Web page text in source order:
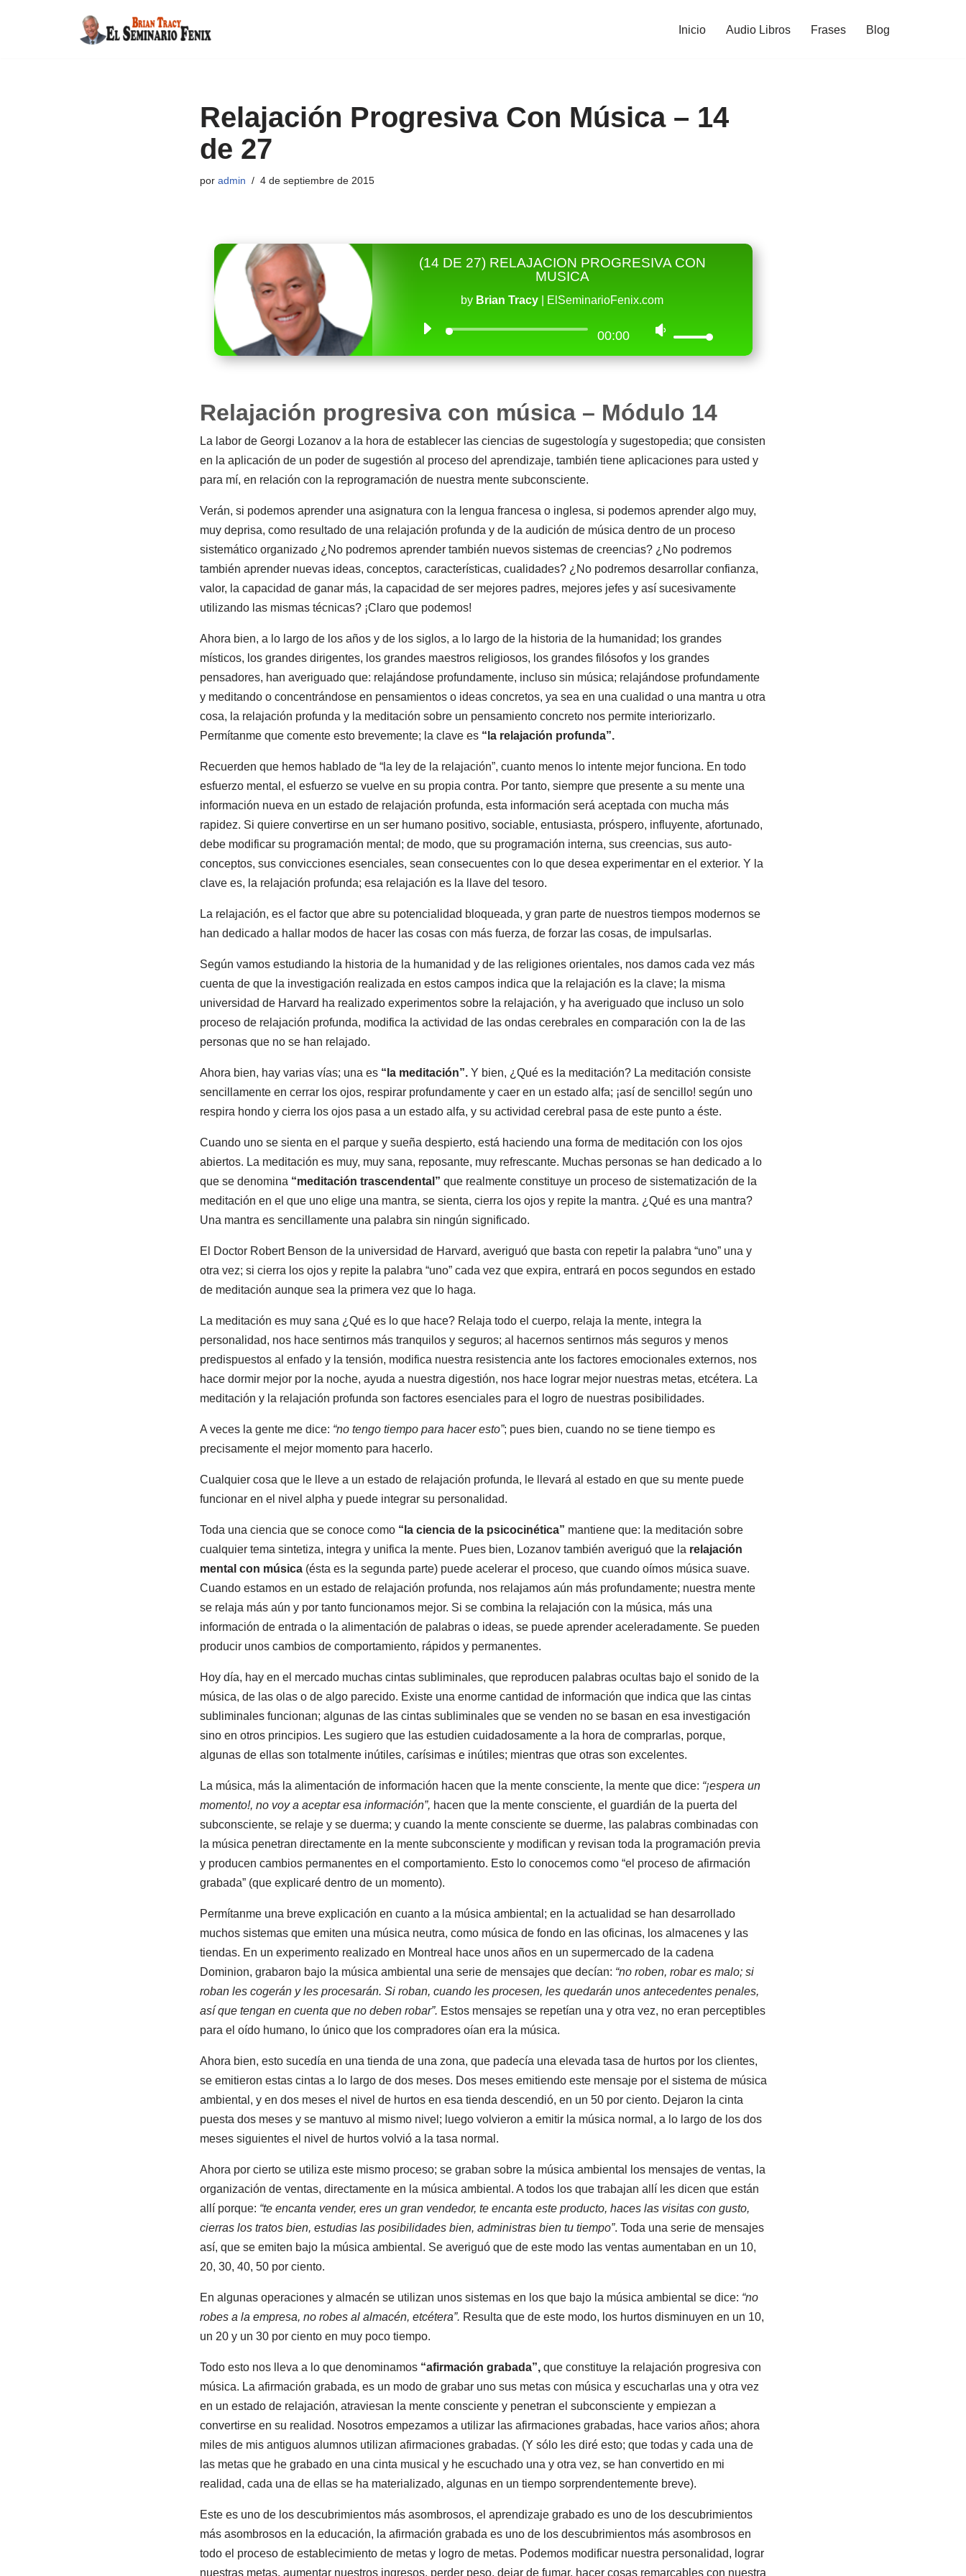
Inicio Audio Libros Frases Blog
Relajación Progresiva Con Música – 14
de 27
por admin 4 de septiembre de 2015
(14 DE 27) RELAJACION PROGRESIVA CON
MUSICA
by Brian Tracy ElSeminarioFenix.com
00:00
Relajación progresiva con música – Módulo 14
La labor de Georgi Lozanov a la hora de establecer las ciencias de sugestología y sugestopedia; que consisten
en la aplicación de un poder de sugestión al proceso del aprendizaje, también tiene aplicaciones para usted y
para mí, en relación con la reprogramación de nuestra mente subconsciente.
Verán, si podemos aprender una asignatura con la lengua francesa o inglesa, si podemos aprender algo muy,
muy deprisa, como resultado de una relajación profunda y de la audición de música dentro de un proceso
sistemático organizado ¿No podremos aprender también nuevos sistemas de creencias? ¿No podremos
también aprender nuevas ideas, conceptos, características, cualidades? ¿No podremos desarrollar confianza,
valor, la capacidad de ganar más, la capacidad de ser mejores padres, mejores jefes y así sucesivamente
utilizando las mismas técnicas? ¡Claro que podemos!
Ahora bien, a lo largo de los años y de los siglos, a lo largo de la historia de la humanidad; los grandes
místicos, los grandes dirigentes, los grandes maestros religiosos, los grandes filósofos y los grandes
pensadores, han averiguado que: relajándose profundamente, incluso sin música; relajándose profundamente
y meditando o concentrándose en pensamientos o ideas concretos, ya sea en una cualidad o una mantra u otra
cosa, la relajación profunda y la meditación sobre un pensamiento concreto nos permite interiorizarlo.
Permítanme que comente esto brevemente; la clave es “la relajación profunda”.
Recuerden que hemos hablado de “la ley de la relajación”, cuanto menos lo intente mejor funciona. En todo
esfuerzo mental, el esfuerzo se vuelve en su propia contra. Por tanto, siempre que presente a su mente una
información nueva en un estado de relajación profunda, esta información será aceptada con mucha más
rapidez. Si quiere convertirse en un ser humano positivo, sociable, entusiasta, próspero, influyente, afortunado,
debe modificar su programación mental; de modo, que su programación interna, sus creencias, sus auto-
conceptos, sus convicciones esenciales, sean consecuentes con lo que desea experimentar en el exterior. Y la
clave es, la relajación profunda; esa relajación es la llave del tesoro.
La relajación, es el factor que abre su potencialidad bloqueada, y gran parte de nuestros tiempos modernos se
han dedicado a hallar modos de hacer las cosas con más fuerza, de forzar las cosas, de impulsarlas.
Según vamos estudiando la historia de la humanidad y de las religiones orientales, nos damos cada vez más
cuenta de que la investigación realizada en estos campos indica que la relajación es la clave; la misma
universidad de Harvard ha realizado experimentos sobre la relajación, y ha averiguado que incluso un solo
proceso de relajación profunda, modifica la actividad de las ondas cerebrales en comparación con la de las
personas que no se han relajado.
Ahora bien, hay varias vías; una es “la meditación”.Y bien, ¿Qué es la meditación? La meditación consiste
sencillamente en cerrar los ojos, respirar profundamente y caer en un estado alfa; ¡así de sencillo! según uno
respira hondo y cierra los ojos pasa a un estado alfa, y su actividad cerebral pasa de este punto a éste.
Cuando uno se sienta en el parque y sueña despierto, está haciendo una forma de meditación con los ojos
abiertos. La meditación es muy, muy sana, reposante, muy refrescante. Muchas personas se han dedicado a lo
que se denomina “meditación trascendental” que realmente constituye un proceso de sistematización de la
meditación en el que uno elige una mantra, se sienta, cierra los ojos y repite la mantra. ¿Qué es una mantra?
Una mantra es sencillamente una palabra sin ningún significado.
El Doctor Robert Benson de la universidad de Harvard, averiguó que basta con repetir la palabra “uno” una y
otra vez; si cierra los ojos y repite la palabra “uno” cada vez que expira, entrará en pocos segundos en estado
de meditación aunque sea la primera vez que lo haga.
La meditación es muy sana ¿Qué es lo que hace? Relaja todo el cuerpo, relaja la mente, integra la
personalidad, nos hace sentirnos más tranquilos y seguros; al hacernos sentirnos más seguros y menos
predispuestos al enfado y la tensión, modifica nuestra resistencia ante los factores emocionales externos, nos
hace dormir mejor por la noche, ayuda a nuestra digestión, nos hace lograr mejor nuestras metas, etcétera. La
meditación y la relajación profunda son factores esenciales para el logro de nuestras posibilidades.
A veces la gente me dice: “no tengo tiempo para hacer esto”; pues bien, cuando no se tiene tiempo es
precisamente el mejor momento para hacerlo.
Cualquier cosa que le lleve a un estado de relajación profunda, le llevará al estado en que su mente puede
funcionar en el nivel alpha y puede integrar su personalidad.
Toda una ciencia que se conoce como “la ciencia de la psicocinética” mantiene que: la meditación sobre
cualquier tema sintetiza, integra y unifica la mente. Pues bien, Lozanov también averiguó que la relajación
mental con música(ésta es la segunda parte) puede acelerar el proceso, que cuando oímos música suave.
Cuando estamos en un estado de relajación profunda, nos relajamos aún más profundamente; nuestra mente
se relaja más aún y por tanto funcionamos mejor. Si se combina la relajación con la música, más una
información de entrada o la alimentación de palabras o ideas, se puede aprender aceleradamente. Se pueden
producir unos cambios de comportamiento, rápidos y permanentes.
Hoy día, hay en el mercado muchas cintas subliminales, que reproducen palabras ocultas bajo el sonido de la
música, de las olas o de algo parecido. Existe una enorme cantidad de información que indica que las cintas
subliminales funcionan; algunas de las cintas subliminales que se venden no se basan en esa investigación
sino en otros principios. Les sugiero que las estudien cuidadosamente a la hora de comprarlas, porque,
algunas de ellas son totalmente inútiles, carísimas e inútiles; mientras que otras son excelentes.
La música, más la alimentación de información hacen que la mente consciente, la mente que dice: “¡espera un
momento!, no voy a aceptar esa información”, hacen que la mente consciente, el guardián de la puerta del
subconsciente, se relaje y se duerma; y cuando la mente consciente se duerme, las palabras combinadas con
la música penetran directamente en la mente subconsciente y modifican y revisan toda la programación previa
y producen cambios permanentes en el comportamiento. Esto lo conocemos como “el proceso de afirmación
grabada” (que explicaré dentro de un momento).
Permítanme una breve explicación en cuanto a la música ambiental; en la actualidad se han desarrollado
muchos sistemas que emiten una música neutra, como música de fondo en las oficinas, los almacenes y las
tiendas. En un experimento realizado en Montreal hace unos años en un supermercado de la cadena
Dominion, grabaron bajo la música ambiental una serie de mensajes que decían: “no roben, robar es malo; si
roban les cogerán y les procesarán. Si roban, cuando les procesen, les quedarán unos antecedentes penales,
así que tengan en cuenta que no deben robar”. Estos mensajes se repetían una y otra vez, no eran perceptibles
para el oído humano, lo único que los compradores oían era la música.
Ahora bien, esto sucedía en una tienda de una zona, que padecía una elevada tasa de hurtos por los clientes,
se emitieron estas cintas a lo largo de dos meses. Dos meses emitiendo este mensaje por el sistema de música
ambiental, y en dos meses el nivel de hurtos en esa tienda descendió, en un 50 por ciento. Dejaron la cinta
puesta dos meses y se mantuvo al mismo nivel; luego volvieron a emitir la música normal, a lo largo de los dos
meses siguientes el nivel de hurtos volvió a la tasa normal.
Ahora por cierto se utiliza este mismo proceso; se graban sobre la música ambiental los mensajes de ventas, la
organización de ventas, directamente en la música ambiental. A todos los que trabajan allí les dicen que están
allí porque: “te encanta vender, eres un gran vendedor, te encanta este producto, haces las visitas con gusto,
cierras los tratos bien, estudias las posibilidades bien, administras bien tu tiempo”. Toda una serie de mensajes
así, que se emiten bajo la música ambiental. Se averiguó que de este modo las ventas aumentaban en un 10,
20, 30, 40, 50 por ciento.
En algunas operaciones y almacén se utilizan unos sistemas en los que bajo la música ambiental se dice: “no
robes a la empresa, no robes al almacén, etcétera”. Resulta que de este modo, los hurtos disminuyen en un 10,
un 20 y un 30 por ciento en muy poco tiempo.
Todo esto nos lleva a lo que denominamos “afirmación grabada”,que constituye la relajación progresiva con
música. La afirmación grabada, es un modo de grabar uno sus metas con música y escucharlas una y otra vez
en un estado de relajación, atraviesan la mente consciente y penetran el subconsciente y empiezan a
convertirse en su realidad. Nosotros empezamos a utilizar las afirmaciones grabadas, hace varios años; ahora
miles de mis antiguos alumnos utilizan afirmaciones grabadas. (Y sólo les diré esto; que todas y cada una de
las metas que he grabado en una cinta musical y he escuchado una y otra vez, se han convertido en mi
realidad, cada una de ellas se ha materializado, algunas en un tiempo sorprendentemente breve).
Este es uno de los descubrimientos más asombrosos, el aprendizaje grabado es uno de los descubrimientos
más asombrosos en la educación, la afirmación grabada es uno de los descubrimientos más asombrosos en
todo el proceso de establecimiento de metas y logro de metas. Podemos modificar nuestra personalidad, lograr
nuestras metas, aumentar nuestros ingresos, perder peso, dejar de fumar, hacer cosas remarcables con nuestra